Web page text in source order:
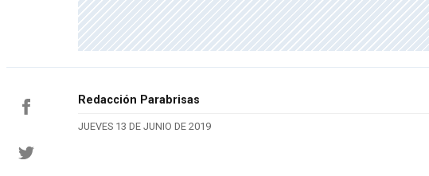
Redacción Parabrisas
JUEVES 13 DE JUNIO DE 2019